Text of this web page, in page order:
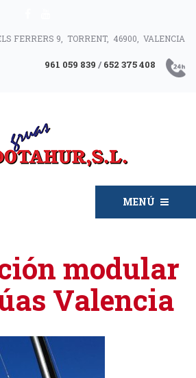
FERRERS 9, TORRENT, 46900, VALENCIA
961 059 839 / 652 375 408
MENÚ
modular
Valencia